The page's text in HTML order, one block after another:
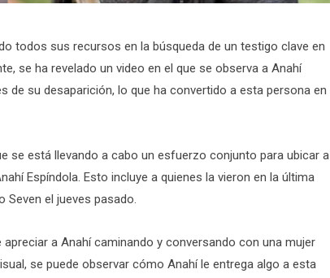
todos sus recursos en la búsqueda de un testigo clave en
se ha revelado un video en el que se observa a Anahí
su desaparición, lo que ha convertido a esta persona en
se está llevando a cabo un esfuerzo conjunto para ubicar a
Espíndola. Esto incluye a quienes la vieron en la última
Seven el jueves pasado.
a Anahí caminando y conversando con una mujer
se puede observar cómo Anahí le entrega algo a esta